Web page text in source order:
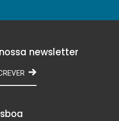
newsletter